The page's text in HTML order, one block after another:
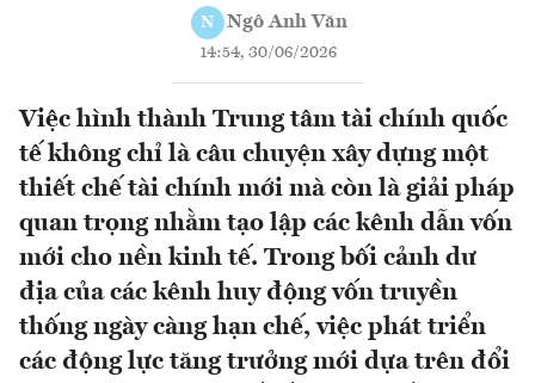
N Ngô Anh Văn
14:54, 30/06/2026
Việc hình thành Trung tâm tài chính quốc
tế không chỉ là câu chuyện xây dựng một
thiết chế tài chính mới mà còn là giải pháp
quan trọng nhằm tạo lập các kênh dẫn vốn
mới cho nền kinh tế. Trong bối cảnh dư
địa của các kênh huy động vốn truyền
thống ngày càng hạn chế, việc phát triển
các động lực tăng trưởng mới dựa trên đổi